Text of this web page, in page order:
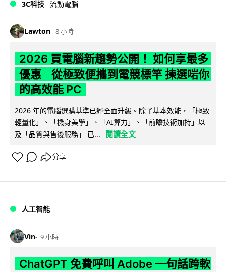
3C科技 流動電腦
Lawton 8 小時
2026 買電腦新趨勢公開！ 如何享最多
優惠 從極致便攜到電競標竿 揀選啱你
的高效能 PC
2026 年的電腦選購基準已經全面升級。除了基本效能，「極致
輕量化」、「機身美學」、「AI算力」、「前瞻技術加持」以
及「品質與售後服務」 已...
閱讀全文
分享
人工智能
Vin 9 小時
ChatGPT 免費呼叫 Adobe 一句話跨軟